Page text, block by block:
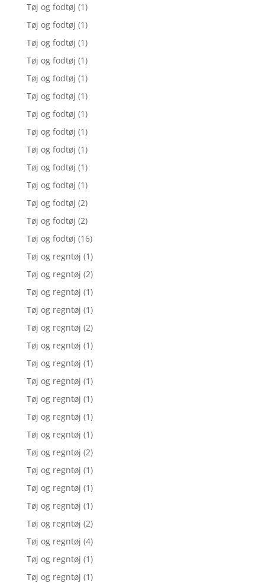
Tøj og fodtøj (1)
Tøj og fodtøj (1)
Tøj og fodtøj (1)
Tøj og fodtøj (1)
Tøj og fodtøj (1)
Tøj og fodtøj (1)
Tøj og fodtøj (1)
Tøj og fodtøj (1)
Tøj og fodtøj (1)
Tøj og fodtøj (1)
Tøj og fodtøj (1)
Tøj og fodtøj (2)
Tøj og fodtøj (2)
Tøj og fodtøj (16)
Tøj og regntøj (1)
Tøj og regntøj (2)
Tøj og regntøj (1)
Tøj og regntøj (1)
Tøj og regntøj (2)
Tøj og regntøj (1)
Tøj og regntøj (1)
Tøj og regntøj (1)
Tøj og regntøj (1)
Tøj og regntøj (1)
Tøj og regntøj (1)
Tøj og regntøj (2)
Tøj og regntøj (1)
Tøj og regntøj (1)
Tøj og regntøj (1)
Tøj og regntøj (2)
Tøj og regntøj (4)
Tøj og regntøj (1)
Tøj og regntøj (1)